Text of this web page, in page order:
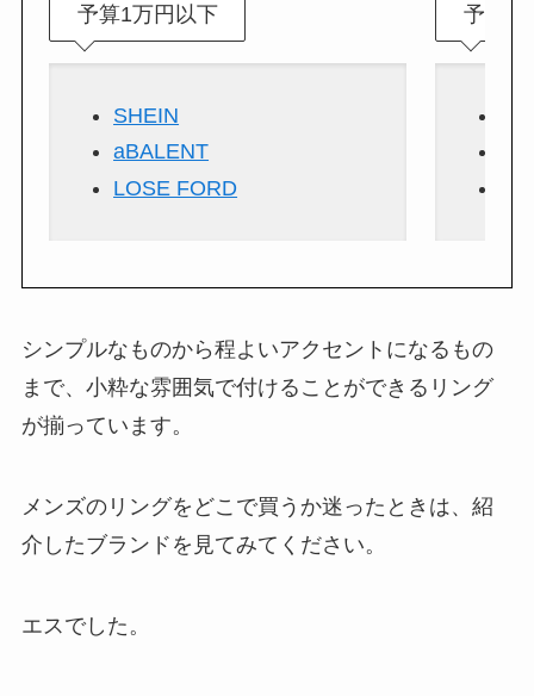
予算1万円以下
SHEIN
aBALENT
LOSE FORD
予算1
シンプルなものから程よいアクセントになるもの
まで、小粋な雰囲気で付けることができるリング
が揃っています。
メンズのリングをどこで買うか迷ったときは、紹
介したブランドを見てみてください。
エスでした。